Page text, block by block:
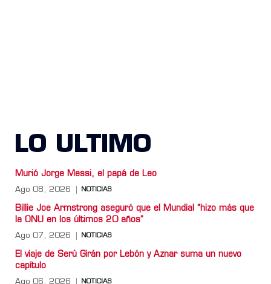
LO ULTIMO
Murió Jorge Messi, el papá de Leo
Ago 08, 2026 NOTICIAS
Billie Joe Armstrong aseguró que el Mundial “hizo más que
la ONU en los últimos 20 años”
Ago 07, 2026 NOTICIAS
El viaje de Serú Girán por Lebón y Aznar suma un nuevo
capítulo
Ago 06, 2026 NOTICIAS